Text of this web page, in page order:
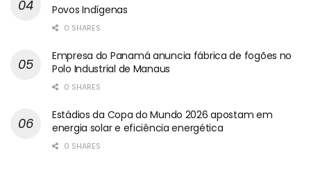
Povos Indígenas
0 SHARES
Empresa do Panamá anuncia fábrica de fogões no
Polo Industrial de Manaus
0 SHARES
Estádios da Copa do Mundo 2026 apostam em
energia solar e eficiência energética
0 SHARES